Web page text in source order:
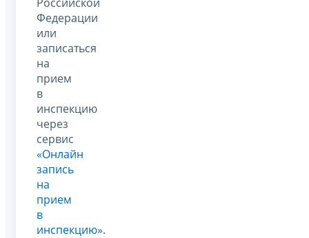
Федерации
или
записаться
на
прием
в
инспекцию
через
сервис
«Онлайн
запись
на
прием
в
инспекцию».